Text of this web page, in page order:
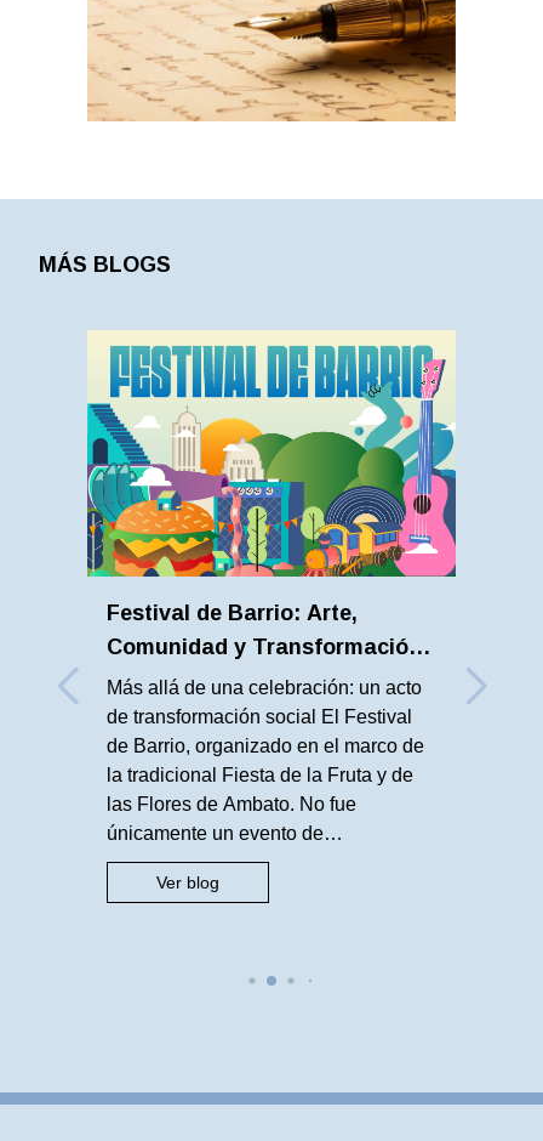
MÁS BLOGS
Festival de Barrio: Arte,
Comunidad y Transformación
Urbana en Ambato
Más allá de una celebración: un acto
de transformación social El Festival
de Barrio, organizado en el marco de
la tradicional Fiesta de la Fruta y de
las Flores de Ambato. No fue
únicamente un evento de
entretenimiento, fue una propuesta
concreta y articulada para devolver al
Ver blog